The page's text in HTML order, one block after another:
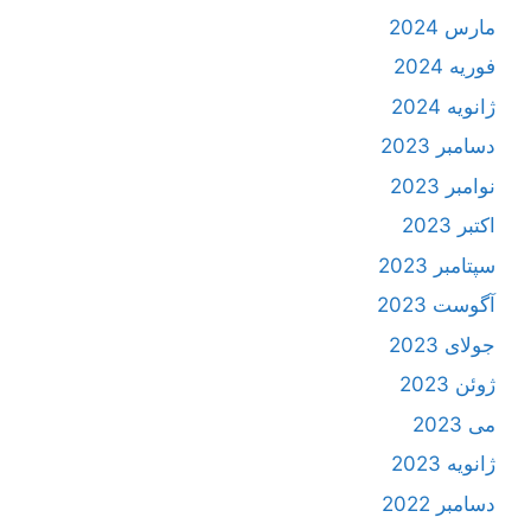
مارس 2024
فوریه 2024
ژانویه 2024
دسامبر 2023
نوامبر 2023
اکتبر 2023
سپتامبر 2023
آگوست 2023
جولای 2023
ژوئن 2023
می 2023
ژانویه 2023
دسامبر 2022